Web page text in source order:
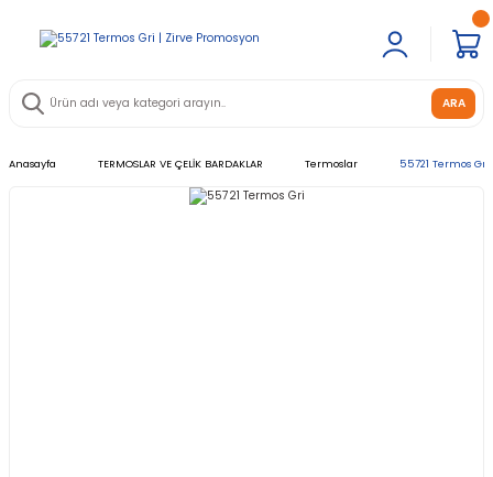
ARA
Anasayfa TERMOSLAR VE ÇELİK BARDAKLAR Termoslar 55721 Termos Gri